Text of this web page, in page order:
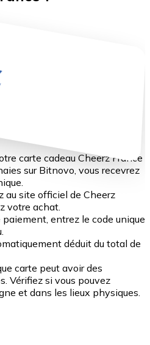
carte cadeau Cheerz France
sur Bitnovo, vous recevrez
au site officiel de Cheerz
votre achat.
entrez le code unique
déduit du total de
carte peut avoir des
Vérifiez si vous pouvez
et dans les lieux physiques.